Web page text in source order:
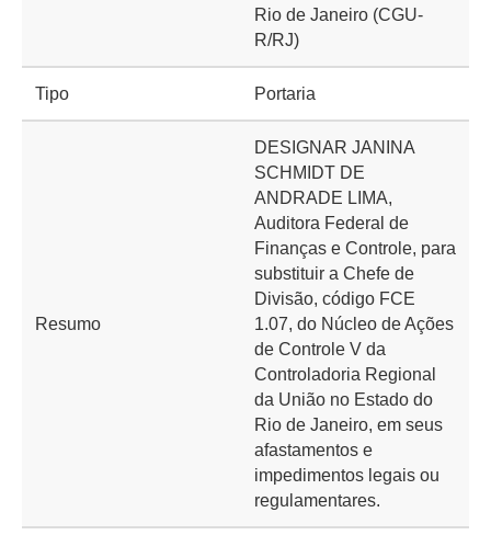
Rio de Janeiro (CGU-
R/RJ)
Tipo Portaria
Resumo
DESIGNAR JANINA
SCHMIDT DE
ANDRADE LIMA,
Auditora Federal de
Finanças e Controle, para
substituir a Chefe de
Divisão, código FCE
1.07, do Núcleo de Ações
de Controle V da
Controladoria Regional
da União no Estado do
Rio de Janeiro, em seus
afastamentos e
impedimentos legais ou
regulamentares.